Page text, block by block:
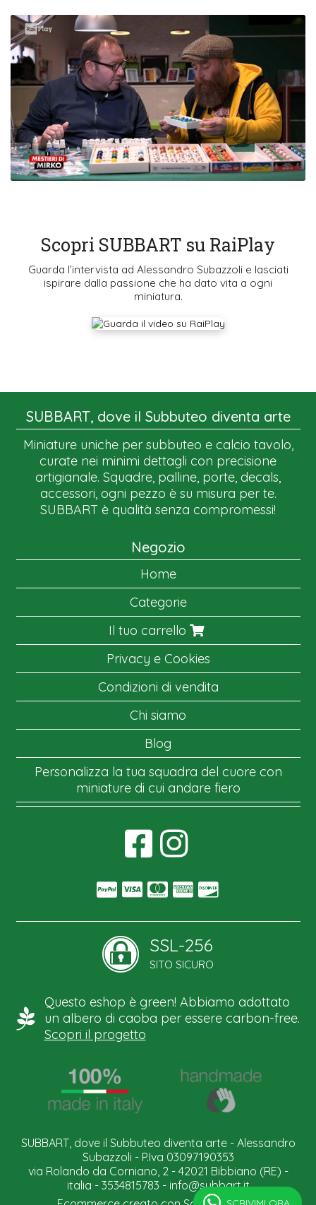
Scopri SUBBART su RaiPlay
Guarda l’intervista ad Alessandro Subazzoli e lasciati
ispirare dalla passione che ha dato vita a ogni
miniatura.
SUBBART, dove il Subbuteo diventa arte
Miniature uniche per subbuteo e calcio tavolo,
curate nei minimi dettagli con precisione
artigianale. Squadre, palline, porte, decals,
accessori, ogni pezzo è su misura per te.
SUBBART è qualità senza compromessi!
Negozio
Home
Categorie
Il tuo carrello
Privacy e Cookies
Condizioni di vendita
Chi siamo
Blog
Personalizza la tua squadra del cuore con
miniature di cui andare fiero
SSL-256
SITO SICURO
Questo eshop è green! Abbiamo adottato
un albero di caoba per essere carbon-free.
Scopri il progetto
SUBBART, dove il Subbuteo diventa arte - Alessandro
Subazzoli - P.Iva 03097190353
via Rolando da Corniano, 2 - 42021 Bibbiano (RE) -
italia - 3534815783 - info@subbart.it